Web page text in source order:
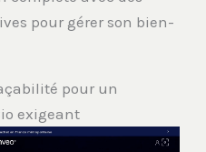
pour gérer son bien-
pour un
exigeant